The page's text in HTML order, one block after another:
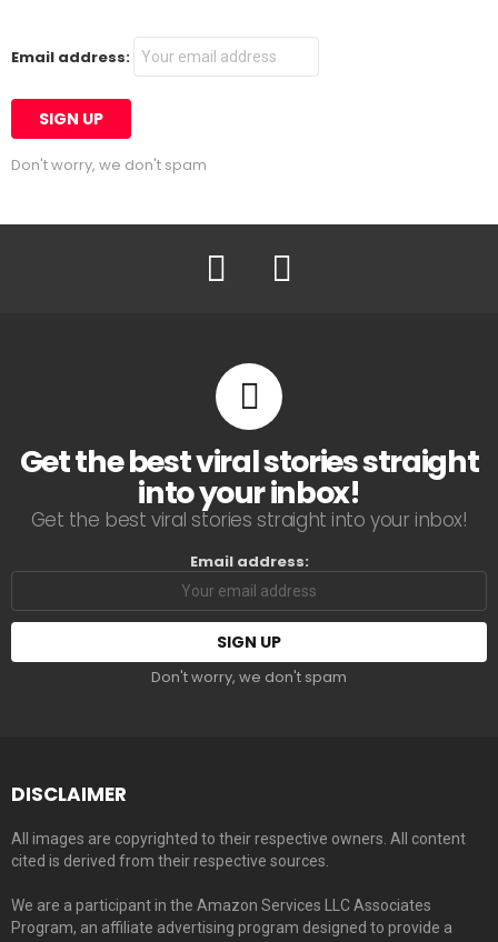
Email address:
Don't worry, we don't spam
Facebook
Get the best viral stories straight
into your inbox!
Get the best viral stories straight into your inbox!
Email address:
Don't worry, we don't spam
DISCLAIMER
All images are copyrighted to their respective owners. All content
cited is derived from their respective sources.
We are a participant in the Amazon Services LLC Associates
Program, an affiliate advertising program designed to provide a